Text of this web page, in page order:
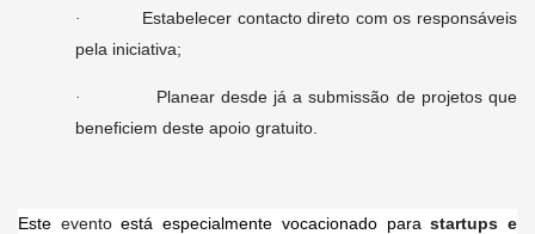
·
Estabelecer contacto direto com os responsáveis
pela iniciativa;
·
Planear desde já a submissão de projetos que
beneficiem deste apoio gratuito.
Este eventoestá especialmente vocacionado para startups e